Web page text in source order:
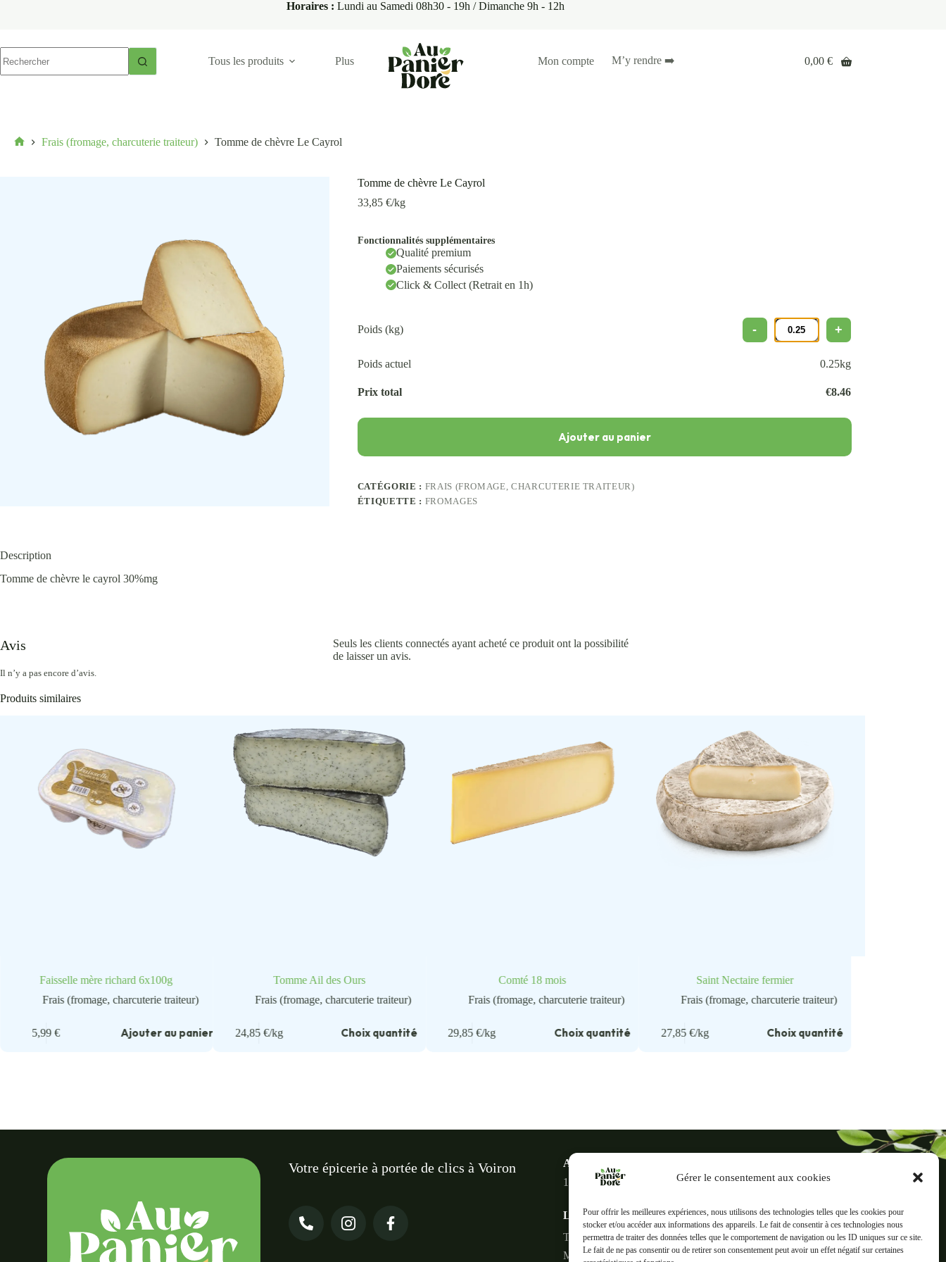
Gérer le consentement aux cookies
Pour offrir les meilleures expériences, nous utilisons des technologies telles que les cookies pour
stocker et/ou accéder aux informations des appareils. Le fait de consentir à ces technologies nous
permettra de traiter des données telles que le comportement de navigation ou les ID uniques sur ce site.
Le fait de ne pas consentir ou de retirer son consentement peut avoir un effet négatif sur certaines
Horaires : Lundi au Samedi 08h30 - 19h / Dimanche 9h - 12h
Tous les produits Plus Mon compte M’y rendre ➡️ 0,00€
Frais (fromage, charcuterie traiteur) Tomme de chèvre Le Cayrol
Tomme de chèvre Le Cayrol
33,85 €/kg
Fonctionnalités supplémentaires
Qualité premium
Paiements sécurisés
Click & Collect (Retrait en 1h)
Poids (kg)
Poids actuel 0.25kg
Prix total €8.46
Ajouter au panier
CATÉGORIE : FRAIS (FROMAGE, CHARCUTERIE TRAITEUR)
ÉTIQUETTE : FROMAGES
Description
Tomme de chèvre le cayrol 30%mg
Avis
Il n’y a pas encore d’avis.
Seuls les clients connectés ayant acheté ce produit ont la possibilité
de laisser un avis.
Produits similaires
Faisselle mère richard 6x100g
Frais (fromage, charcuterie traiteur)
5,99€ Ajouter au panier
Tomme Ail des Ours
Frais (fromage, charcuterie traiteur)
24,85 €/kg Choix quantité
Comté 18 mois
Frais (fromage, charcuterie traiteur)
29,85€/kg Choix quantité
Saint Nectaire fermier
Frais (fromage, charcuterie traiteur)
27,85 €/kg Choix quantité
Votre épicerie à portée de clics à Voiron
Au panier doré
18 Rue des Terreaux, 38500 Voiron
Liens rapides
Tous les produits
Mon compte
Informations
Mentions légales
C.G.V